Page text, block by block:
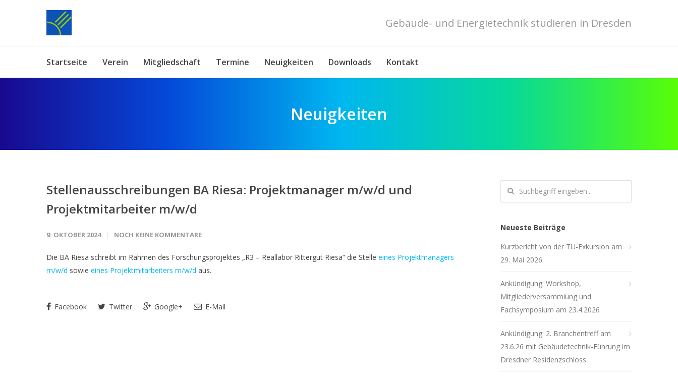
Gebäude- und Energietechnik studieren in Dresden
Startseite Verein Mitgliedschaft Termine Neuigkeiten Downloads Kontakt
Neuigkeiten
Stellenausschreibungen BA Riesa: Projektmanager m/w/d und
Projektmitarbeiter m/w/d
9. OKTOBER 2024 NOCH KEINE KOMMENTARE
Die BA Riesa schreibt im Rahmen des Forschungsprojektes „R3 – Reallabor Rittergut Riesa“ die Stelle eines Projektmanagers
m/w/d sowie eines Projektmitarbeiters m/w/d aus.
Facebook Twitter Google+ E-Mail
Neueste Beiträge
Kurzbericht von der TU-Exkursion am
29. Mai 2026
Ankündigung: Workshop,
Mitgliederversammlung und
Fachsymposium am 23.4.2026
Ankündigung: 2. Branchentreff am
23.6.26 mit Gebäudetechnik-Führung im
Dresdner Residenzschloss